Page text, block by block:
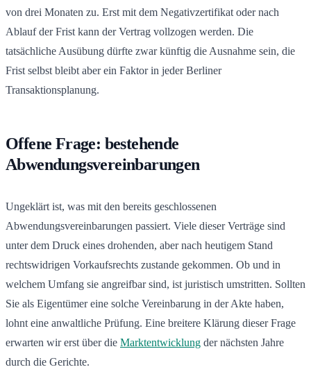
von drei Monaten zu. Erst mit dem Negativzertifikat oder nach
Ablauf der Frist kann der Vertrag vollzogen werden. Die
tatsächliche Ausübung dürfte zwar künftig die Ausnahme sein, die
Frist selbst bleibt aber ein Faktor in jeder Berliner
Transaktionsplanung.
Offene Frage: bestehende
Abwendungsvereinbarungen
Ungeklärt ist, was mit den bereits geschlossenen
Abwendungsvereinbarungen passiert. Viele dieser Verträge sind
unter dem Druck eines drohenden, aber nach heutigem Stand
rechtswidrigen Vorkaufsrechts zustande gekommen. Ob und in
welchem Umfang sie angreifbar sind, ist juristisch umstritten. Sollten
Sie als Eigentümer eine solche Vereinbarung in der Akte haben,
lohnt eine anwaltliche Prüfung. Eine breitere Klärung dieser Frage
erwarten wir erst über die Marktentwicklung der nächsten Jahre
durch die Gerichte.